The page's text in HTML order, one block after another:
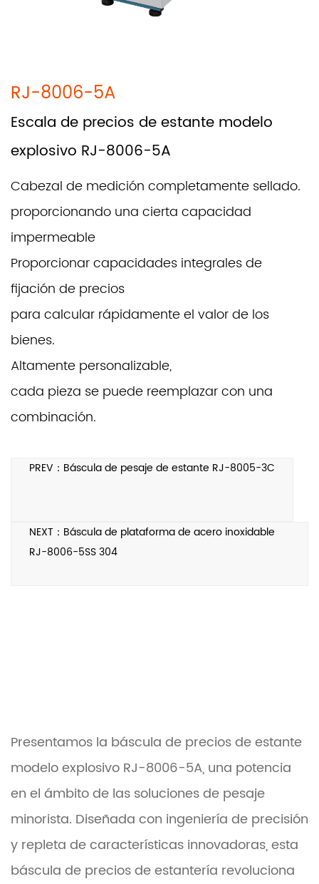
RJ-8006-5A
Escala de precios de estante modelo
explosivo RJ-8006-5A
Cabezal de medición completamente sellado.
proporcionando una cierta capacidad
impermeable
Proporcionar capacidades integrales de
fijación de precios
para calcular rápidamente el valor de los
bienes.
Altamente personalizable,
cada pieza se puede reemplazar con una
combinación.
PREV：Báscula de pesaje de estante RJ-8005-3C
NEXT：Báscula de plataforma de acero inoxidable
RJ-8006-5SS 304
Presentamos la báscula de precios de estante
modelo explosivo RJ-8006-5A, una potencia
en el ámbito de las soluciones de pesaje
minorista. Diseñada con ingeniería de precisión
y repleta de características innovadoras, esta
báscula de precios de estantería revoluciona